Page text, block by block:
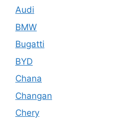
Audi
BMW
Bugatti
BYD
Chana
Changan
Chery